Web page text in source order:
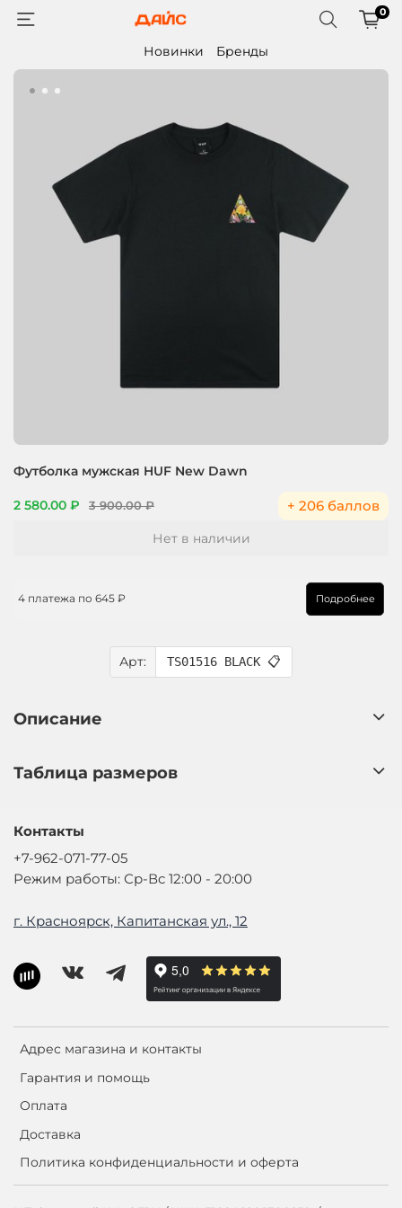
0
Новинки Бренды
Футболка мужская HUF New Dawn
2 580.00 ₽ 3 900.00 ₽ + 206 баллов
Арт: TS01516 BLACK 📋
Нет в наличии
4 платежа по 645 ₽ Подробнее
Описание
Таблица размеров
Адрес магазина и контакты
Гарантия и помощь
Оплата
Доставка
Политика конфиденциальности и оферта
Контакты
+7-962-071-77-05
Режим работы: Ср-Вс 12:00 - 20:00
г. Красноярск, Капитанская ул., 12